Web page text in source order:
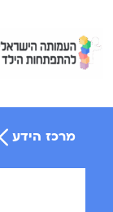
content
מרכז הידע